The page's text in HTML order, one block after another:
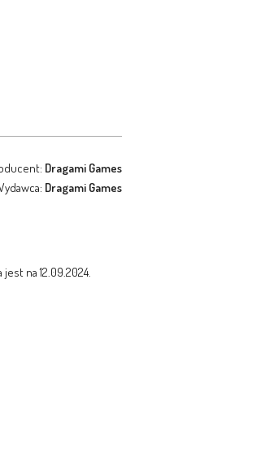
Dragami Games
Dragami Games
na 12.09.2024.